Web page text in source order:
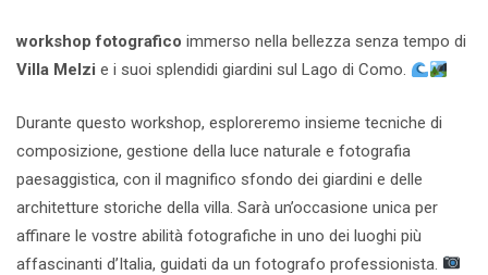
workshop fotografico immerso nella bellezza senza tempo di
Villa Melzi e i suoi splendidi giardini sul Lago di Como.
Durante questo workshop, esploreremo insieme tecniche di
composizione, gestione della luce naturale e fotografia
paesaggistica, con il magnifico sfondo dei giardini e delle
architetture storiche della villa. Sarà un’occasione unica per
affinare le vostre abilità fotografiche in uno dei luoghi più
affascinanti d’Italia, guidati da un fotografo professionista.